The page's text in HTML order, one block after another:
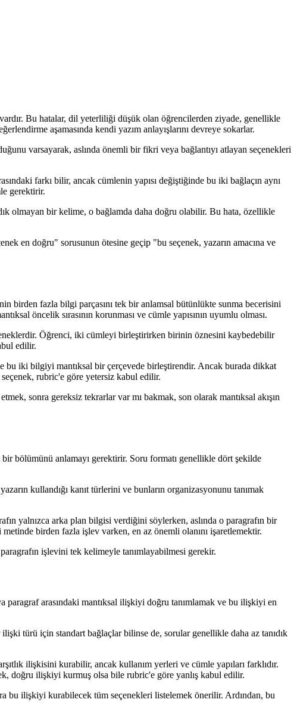
Bu hatalar, dil yeterliliği düşük olan öğrencilerden ziyade, genellikle
aşamasında kendi yazım anlayışlarını devreye sokarlar.
varsayarak, aslında önemli bir fikri veya bağlantıyı atlayan seçenekleri
farkı bilir, ancak cümlenin yapısı değiştiğinde bu iki bağlaçın aynı
gerektirir.
olmayan bir kelime, o bağlamda daha doğru olabilir. Bu hata, özellikle
en doğru" sorusunun ötesine geçip "bu seçenek, yazarın amacına ve
birden fazla bilgi parçasını tek bir anlamsal bütünlükte sunma becerisini
öncelik sırasının korunması ve cümle yapısının uyumlu olması.
Öğrenci, iki cümleyi birleştirirken birinin öznesini kaybedebilir
edilir.
bu iki bilgiyi mantıksal bir çerçevede birleştirendir. Ancak burada dikkat
rubric'e göre yetersiz kabul edilir.
sonra gereksiz tekrarlar var mı bakmak, son olarak mantıksal akışın
bölümünü anlamayı gerektirir. Soru formatı genellikle dört şekilde
kullandığı kanıt türlerini ve bunların organizasyonunu tanımak
yalnızca arka plan bilgisi verdiğini söylerken, aslında o paragrafın bir
birden fazla işlev varken, en az önemli olanını işaretlemektir.
işlevini tek kelimeyle tanımlayabilmesi gerekir.
arasındaki mantıksal ilişkiyi doğru tanımlamak ve bu ilişkiyi en
türü için standart bağlaçlar bilinse de, sorular genellikle daha az tanıdık
ilişkisini kurabilir, ancak kullanım yerleri ve cümle yapıları farklıdır.
doğru ilişkiyi kurmuş olsa bile rubric'e göre yanlış kabul edilir.
bu ilişkiyi kurabilecek tüm seçenekleri listelemek önerilir. Ardından, bu